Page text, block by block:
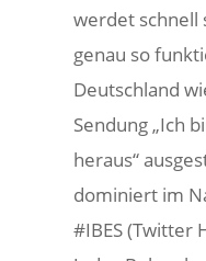
werdet schnell
genau so
Deutschland
Sendung „Ich
heraus“
dominiert im
#IBES (Twitter